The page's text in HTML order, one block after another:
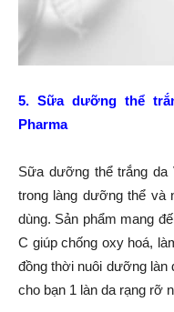
5. Sữa dưỡng thể
Pharma
Sữa dưỡng thể trắng da
trong làng dưỡng thể
dùng. Sản phẩm mang
C giúp chống oxy hoá,
đồng thời nuôi dưỡng làn
cho bạn 1 làn da rạng rỡ